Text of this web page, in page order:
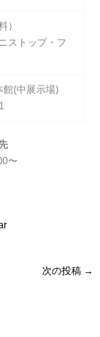
）
ストップ・フ
館(中展示場)
〜
次の投稿 →